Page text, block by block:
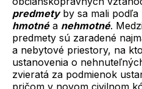
predmetyby sa mali
hmotnéa nehmotné.
predmety sú zaradené
a nebytové priestory, na
ustanovenia o
zvieratá za podmienok
pričom v novom civilnom